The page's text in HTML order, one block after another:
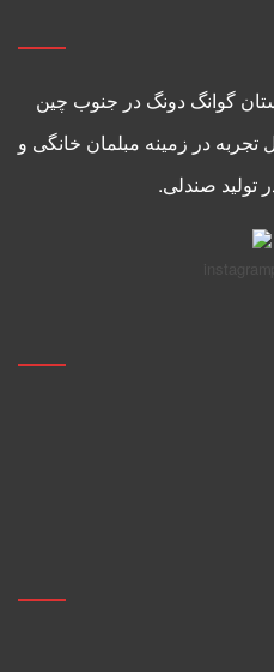
گوانگ دونگ در جنوب چین
در زمینه مبلمان خانگی و
تولید صندلی.